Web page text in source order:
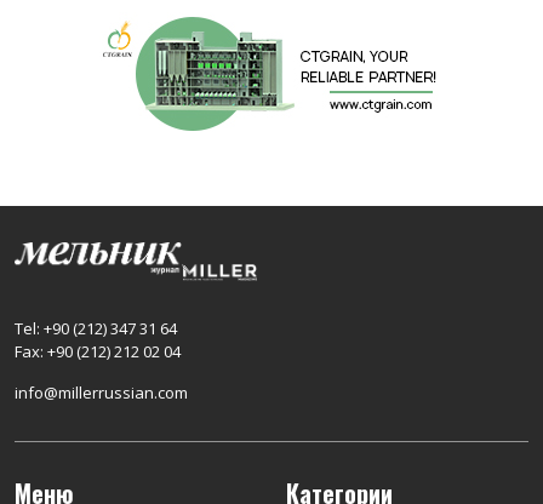
Tel: +90 (212) 347 31 64
Fax: +90 (212) 212 02 04
info@millerrussian.com
Меню Категории